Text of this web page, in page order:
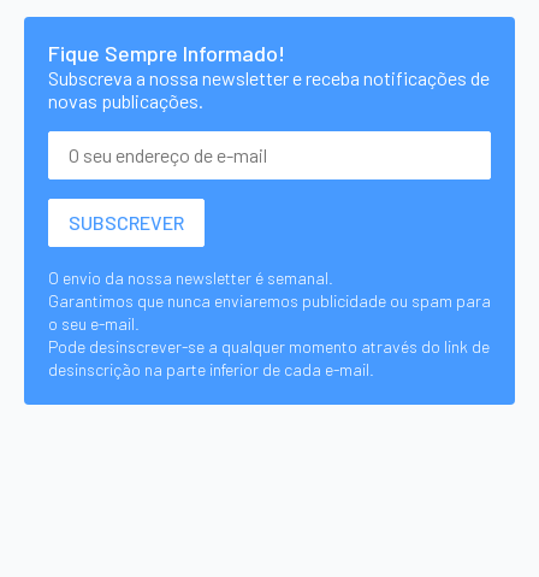
Fique Sempre Informado!
Subscreva a nossa newsletter e receba notificações de
novas publicações.
O envio da nossa newsletter é semanal.
Garantimos que nunca enviaremos publicidade ou spam para
o seu e-mail.
Pode desinscrever-se a qualquer momento através do link de
desinscrição na parte inferior de cada e-mail.